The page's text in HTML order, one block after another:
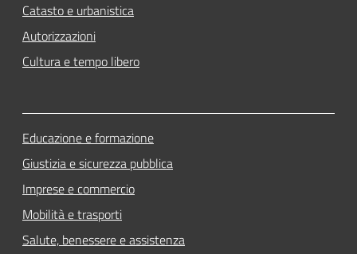
Catasto e urbanistica
Autorizzazioni
Cultura e tempo libero
Educazione e formazione
Giustizia e sicurezza pubblica
Imprese e commercio
Mobilità e trasporti
Salute, benessere e assistenza